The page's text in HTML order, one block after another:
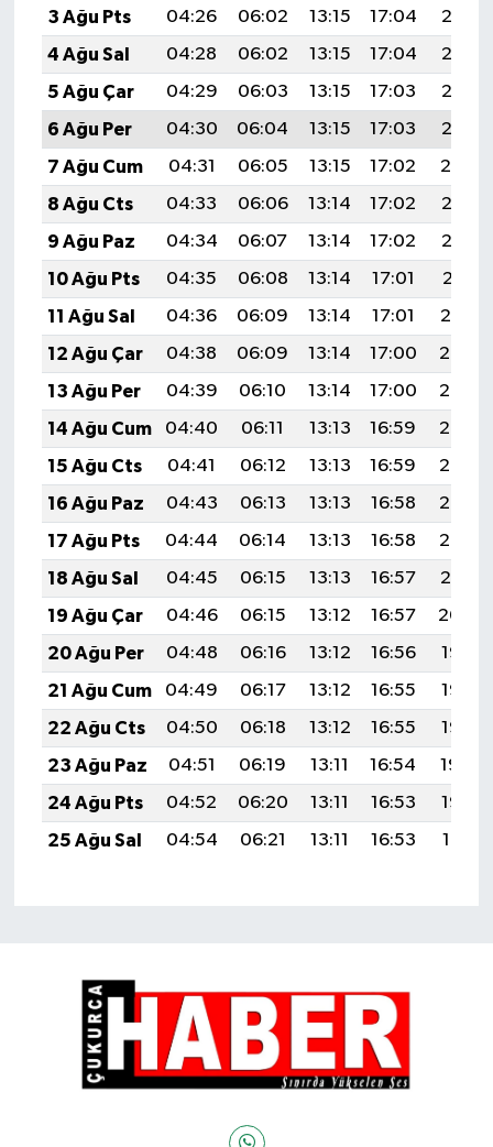
3 Ağu Pts
04:26 06:02 13:15 17:04
20:18
4 Ağu Sal
04:28 06:02 13:15 17:04
20:17
5 Ağu Çar
04:29 06:03 13:15 17:03
20:16
6 Ağu Per
04:30 06:04 13:15 17:03
20:15
7 Ağu Cum
04:31 06:05 13:15 17:02
20:14
8 Ağu Cts
04:33 06:06 13:14 17:02
20:13
9 Ağu Paz
04:34 06:07 13:14 17:02
20:12
10 Ağu Pts
04:35 06:08 13:14 17:01
20:11
11 Ağu Sal
04:36 06:09 13:14 17:01
20:10
12 Ağu Çar
04:38 06:09 13:14 17:00
20:08
13 Ağu Per
04:39 06:10 13:14 17:00
20:07
14 Ağu Cum
04:40 06:11 13:13 16:59
20:06
15 Ağu Cts
04:41 06:12 13:13 16:59
20:05
16 Ağu Paz
04:43 06:13 13:13 16:58
20:03
17 Ağu Pts
04:44 06:14 13:13 16:58
20:02
18 Ağu Sal
04:45 06:15 13:13 16:57
20:01
19 Ağu Çar
04:46 06:15 13:12 16:57
20:00
20 Ağu Per
04:48 06:16 13:12 16:56
19:58
21 Ağu Cum
04:49 06:17 13:12 16:55
19:57
22 Ağu Cts
04:50 06:18 13:12 16:55
19:56
23 Ağu Paz
04:51 06:19 13:11 16:54
19:54
24 Ağu Pts
04:52 06:20 13:11 16:53
19:53
25 Ağu Sal
04:54 06:21 13:11 16:53 19:51